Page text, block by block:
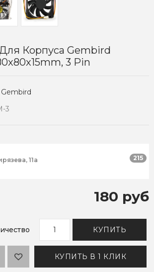
Корпуса Gembird
3 Pin
Gembird
3
11а 215
180 руб
КУПИТЬ
КУПИТЬ В 1 КЛИК